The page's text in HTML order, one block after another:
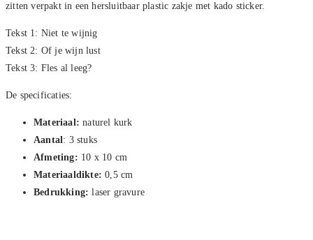
zitten verpakt in een hersluitbaar plastic zakje met kado sticker.
Tekst 1: Niet te wijnig
Tekst 2: Of je wijn lust
Tekst 3: Fles al leeg?
De specificaties:
Materiaal: naturel kurk
Aantal: 3 stuks
Afmeting: 10 x 10 cm
Materiaaldikte: 0,5 cm
Bedrukking: laser gravure